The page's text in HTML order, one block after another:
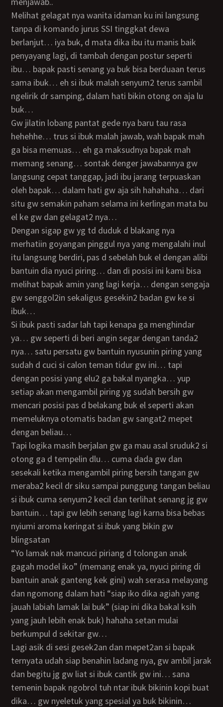
melihat gelagat nya wanita idaman ku ini langsung
tanpa di komando jurus SSI tinggkat dewa
berlanjut… iya buk, d mata dika ibu itu manis baik
penyayang lagi, di tambah dengan postur seperti
ibu… bapak pasti senang ya buk bisa berduaan terus
sama ibuk… eh si ibuk malah senyum2 terus sambil
ngelirik dr samping, dalam hati bikin otong on aja lu
buk…
gw jilatin lobang pantat gede nya baru tau rasa
hehehhe… trus si ibuk malah jawab, wah bapak mah
ga bisa memuas… eh ga maksudnya bapak mah
memang senang… sontak denger jawabannya gw
langsung cepat tanggap, jadi ibu jarang terpuaskan
oleh bapak… dalam hati gw aja sih hahahaha… dari
situ gw semakin paham selama ini kerlingan mata bu
el ke gw dan gelagat2 nya…
dengan sigap gw yg td duduk d blakang nya
merhatiin goyangan pinggul nya yang mengalahi inul
itu langsung berdiri, pas d sebelah buk el dengan alibi
bantuin dia nyuci piring… dan di posisi ini kami bisa
melihat bapak amin yang lagi kerja… dengan sengaja
gw senggol2in sekaligus gesekin2 badan gw ke si
ibuk…
si ibuk pasti sadar lah tapi kenapa ga menghindar
ya… gw seperti di beri angin segar dengan tanda2
nya… satu persatu gw bantuin nyusunin piring yang
sudah d cuci si calon teman tidur gw ini… tapi
dengan posisi yang elu2 ga bakal nyangka… yup
setiap akan mengambil piring yg sudah bersih gw
mencari posisi pas d belakang buk el seperti akan
memeluknya otomatis badan gw sangat2 mepet
dengan beliau…
tapi logika masih berjalan gw ga mau asal sruduk2 si
otong ga d tempelin dlu… cuma dada gw dan
sesekali ketika mengambil piring bersih tangan gw
meraba2 kecil dr siku sampai punggung tangan beliau
si ibuk cuma senyum2 kecil dan terlihat senang jg gw
bantuin… tapi gw lebih senang lagi karna bisa bebas
nyiumi aroma keringat si ibuk yang bikin gw
blingsatan
“yo lamak nak mancuci piriang d tolongan anak
gagah model iko” (memang enak ya, nyuci piring di
bantuin anak ganteng kek gini) wah serasa melayang
dan ngomong dalam hati “siap iko dika agiah yang
jauah labiah lamak lai buk” (siap ini dika bakal ksih
yang jauh lebih enak buk) hahaha setan mulai
berkumpul d sekitar gw…
lagi asik di sesi gesek2an dan mepet2an si bapak
ternyata udah siap benahin ladang nya, gw ambil jarak
dan begitu jg gw liat si ibuk cantik gw ini… sana
temenin bapak ngobrol tuh ntar ibuk bikinin kopi buat
dika… gw nyeletuk yang spesial ya buk bikinin…